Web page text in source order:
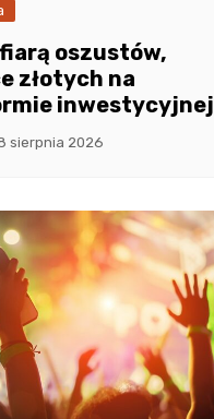
oszustów,
złotych na
inwestycyjnej
sierpnia 2026